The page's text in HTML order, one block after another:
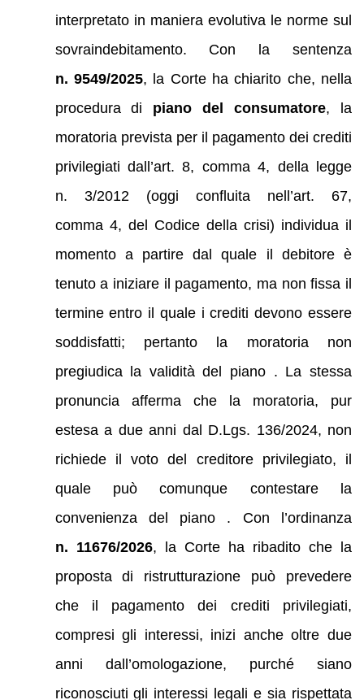
interpretato in maniera evolutiva le norme sul
sovraindebitamento. Con la sentenza
n. 9549/2025, la Corte ha chiarito che, nella
procedura di piano del consumatore, la
moratoria prevista per il pagamento dei crediti
privilegiati dall’art. 8, comma 4, della legge
n. 3/2012 (oggi confluita nell’art. 67,
comma 4, del Codice della crisi) individua il
momento a partire dal quale il debitore è
tenuto a iniziare il pagamento, ma non fissa il
termine entro il quale i crediti devono essere
soddisfatti; pertanto la moratoria non
pregiudica la validità del piano . La stessa
pronuncia afferma che la moratoria, pur
estesa a due anni dal D.Lgs. 136/2024, non
richiede il voto del creditore privilegiato, il
quale può comunque contestare la
convenienza del piano . Con l’ordinanza
n. 11676/2026, la Corte ha ribadito che la
proposta di ristrutturazione può prevedere
che il pagamento dei crediti privilegiati,
compresi gli interessi, inizi anche oltre due
anni dall’omologazione, purché siano
riconosciuti gli interessi legali e sia rispettata